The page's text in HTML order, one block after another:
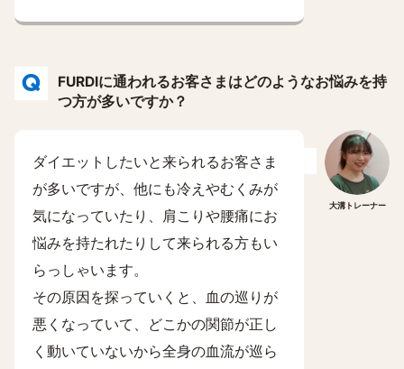
FURDIに通われるお客さまはどのようなお悩みを持
つ方が多いですか？
大溝トレーナー
ダイエットしたいと来られるお客さま
が多いですが、他にも冷えやむくみが
気になっていたり、肩こりや腰痛にお
悩みを持たれたりして来られる方もい
らっしゃいます。
その原因を探っていくと、血の巡りが
悪くなっていて、どこかの関節が正し
く動いていないから全身の血流が巡ら